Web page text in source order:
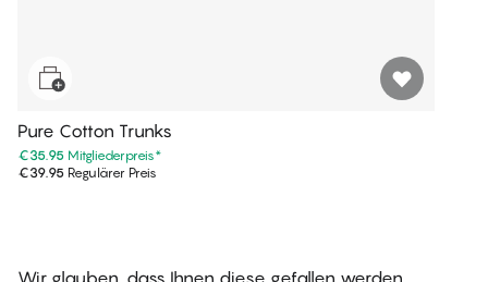
Pure Cotton Trunks
€35.95 Mitgliederpreis*
€39.95 Regulärer Preis
Wir glauben, dass Ihnen diese gefallen werden